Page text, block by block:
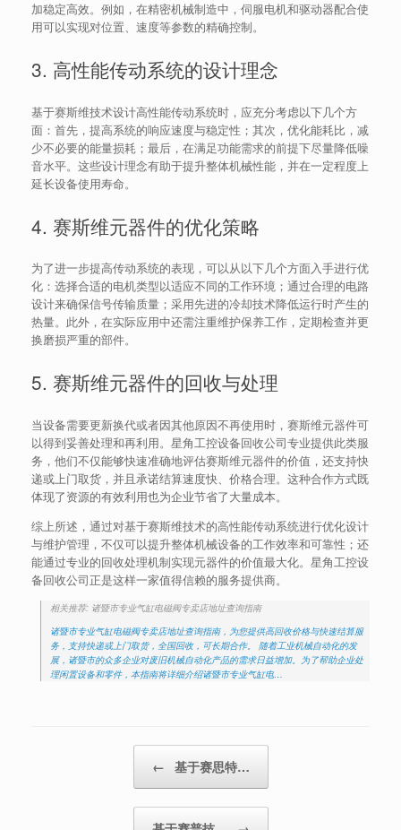
加稳定高效。例如，在精密机械制造中，伺服电机和驱动器配合使
用可以实现对位置、速度等参数的精确控制。
3. 高性能传动系统的设计理念
基于赛斯维技术设计高性能传动系统时，应充分考虑以下几个方
面：首先，提高系统的响应速度与稳定性；其次，优化能耗比，减
少不必要的能量损耗；最后，在满足功能需求的前提下尽量降低噪
音水平。这些设计理念有助于提升整体机械性能，并在一定程度上
延长设备使用寿命。
4. 赛斯维元器件的优化策略
为了进一步提高传动系统的表现，可以从以下几个方面入手进行优
化：选择合适的电机类型以适应不同的工作环境；通过合理的电路
设计来确保信号传输质量；采用先进的冷却技术降低运行时产生的
热量。此外，在实际应用中还需注重维护保养工作，定期检查并更
换磨损严重的部件。
5. 赛斯维元器件的回收与处理
当设备需要更新换代或者因其他原因不再使用时，赛斯维元器件可
以得到妥善处理和再利用。星角工控设备回收公司专业提供此类服
务，他们不仅能够快速准确地评估赛斯维元器件的价值，还支持快
递或上门取货，并且承诺结算速度快、价格合理。这种合作方式既
体现了资源的有效利用也为企业节省了大量成本。
综上所述，通过对基于赛斯维技术的高性能传动系统进行优化设计
与维护管理，不仅可以提升整体机械设备的工作效率和可靠性；还
能通过专业的回收处理机制实现元器件的价值最大化。星角工控设
备回收公司正是这样一家值得信赖的服务提供商。
相关推荐: 诸暨市专业气缸电磁阀专卖店地址查询指南
诸暨市专业气缸电磁阀专卖店地址查询指南，为您提供高回收价格与快速结算服
务，支持快递或上门取货，全国回收，可长期合作。 随着工业机械自动化的发
展，诸暨市的众多企业对废旧机械自动化产品的需求日益增加。为了帮助企业处
理闲置设备和零件，本指南将详细介绍诸暨市专业气缸电…
← 基于赛思特…